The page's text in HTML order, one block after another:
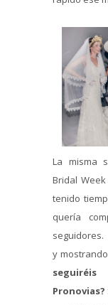
La misma
Bridal Week
tenido
quería
y
Pronovias?